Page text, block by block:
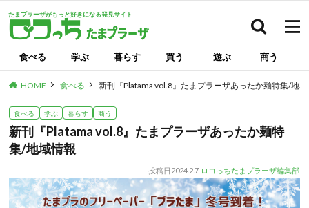
たまプラーザがもっと好きになる発見サイト
食べる 学ぶ 暮らす 買う 遊ぶ 商う
HOME 食べる 新刊『Platama vol.8』たまプラーザあったか麺特集/地
食べる 学ぶ 暮らす 商う
新刊『Platama vol.8』たまプラーザあったか麺特
集/地域情報
投稿日 2024.2.7 ロコっちたまプラーザ編集部